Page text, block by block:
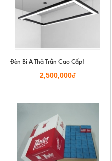
Đèn Bi A Thả Trần Cao Cấp!
2,500,000đ